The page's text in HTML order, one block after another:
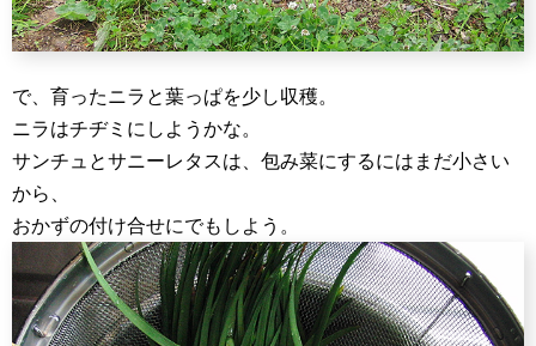
で、育ったニラと葉っぱを少し収穫。
ニラはチヂミにしようかな。
サンチュとサニーレタスは、包み菜にするにはまだ小さい
から、
おかずの付け合せにでもしよう。